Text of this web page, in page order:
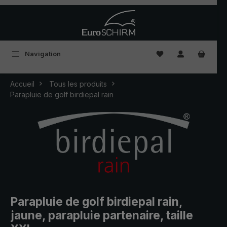
Navigation Vous avez 0
Accueil
Tous les produits
Parapluie de golf birdiepal rain
Parapluie de golf birdiepal rain,
jaune, parapluie partenaire, taille